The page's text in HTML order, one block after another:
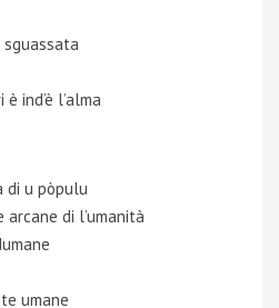
ind’è l’alma
di u pòpulu
di l’umanità
umane